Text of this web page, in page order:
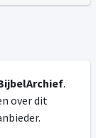
.
over dit